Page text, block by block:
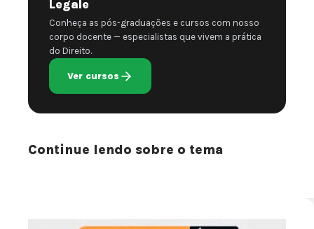
Legale
Conheça as pós-graduações e cursos com nosso
corpo docente — especialistas que vivem a prática
do Direito.
Ver cursos
Continue lendo sobre o tema